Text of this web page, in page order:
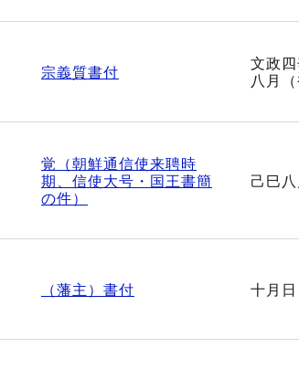
宗義質書付
文政
八月（
覚（朝鮮通信使来聘時
期、信使大号・国王書簡
の件）
己巳
（藩主）書付 十月日